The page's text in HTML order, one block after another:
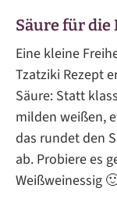
Säure für die
Eine kleine
Tzatziki Rezept
Säure: Statt
milden weißen,
das rundet den
ab. Probiere es
Weißweinessig